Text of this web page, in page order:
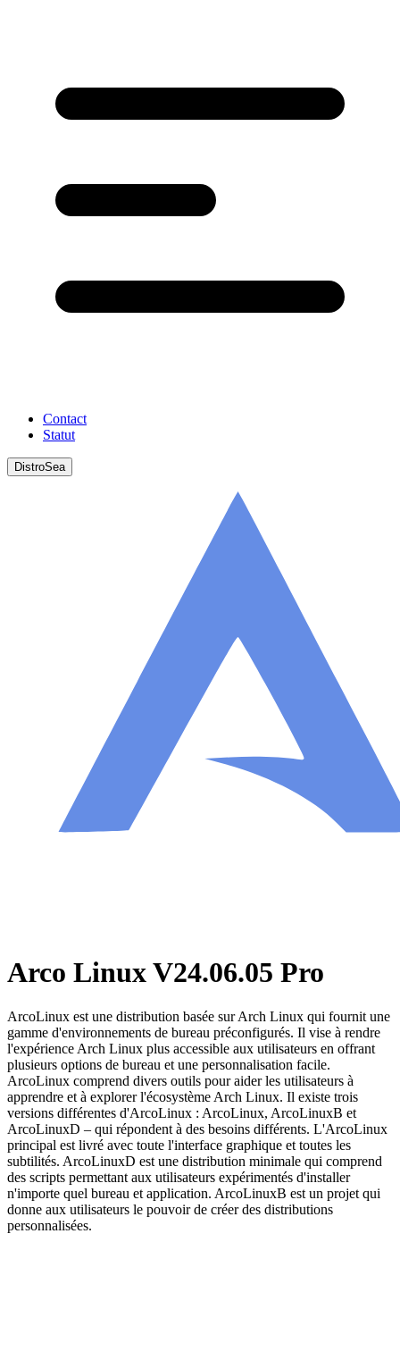
Contact
Statut
DistroSea
Arco Linux V24.06.05 Pro
ArcoLinux est une distribution basée sur Arch Linux qui fournit une
gamme d'environnements de bureau préconfigurés. Il vise à rendre
l'expérience Arch Linux plus accessible aux utilisateurs en offrant
plusieurs options de bureau et une personnalisation facile.
ArcoLinux comprend divers outils pour aider les utilisateurs à
apprendre et à explorer l'écosystème Arch Linux. Il existe trois
versions différentes d'ArcoLinux : ArcoLinux, ArcoLinuxB et
ArcoLinuxD – qui répondent à des besoins différents. L'ArcoLinux
principal est livré avec toute l'interface graphique et toutes les
subtilités. ArcoLinuxD est une distribution minimale qui comprend
des scripts permettant aux utilisateurs expérimentés d'installer
n'importe quel bureau et application. ArcoLinuxB est un projet qui
donne aux utilisateurs le pouvoir de créer des distributions
personnalisées.